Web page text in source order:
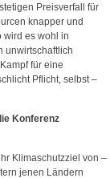
Preisverfall für
knapper und
wird es wohl in
unwirtschaftlich
für eine
Pflicht, selbst –
Konferenz
Klimaschutzziel von –
jenen Ländern